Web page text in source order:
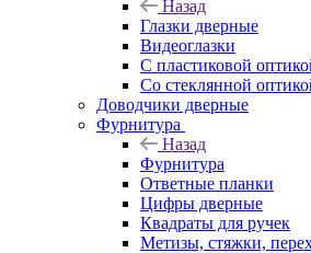
Назад
Глазки дверные
Видеоглазки
С пластиковой
Со стеклянной
Доводчики дверные
Фурнитура
Назад
Фурнитура
Ответные планки
Цифры дверные
Квадраты для ручек
Метизы, стяжки,